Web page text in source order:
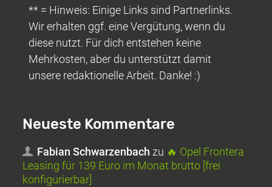
** = Hinweis: Einige Links sind Partnerlinks.
Wir erhalten ggf. eine Vergütung, wenn du
diese nutzt. Für dich entstehen keine
Mehrkosten, aber du unterstützt damit
unsere redaktionelle Arbeit. Danke! :)
Neueste Kommentare
Fabian Schwarzenbach zu 🔥 Opel Frontera
Leasing für 139 Euro im Monat brutto [frei
konfigurierbar]